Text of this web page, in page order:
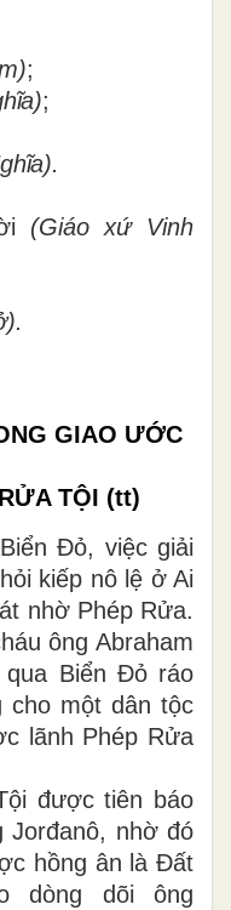
;
;
(Giáo xứ Vinh
GIAO ƯỚC
TỘI (tt)
Đỏ, việc giải
kiếp nô lệ ở Ai
nhờ Phép Rửa.
ông Abraham
Biển Đỏ ráo
một dân tộc
lãnh Phép Rửa
được tiên báo
Jorđanô, nhờ đó
hồng ân là Đất
dòng dõi ông